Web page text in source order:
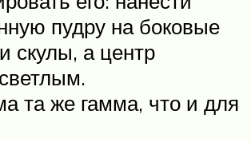
пудру на боковые
скулы, а центр
та же гамма, что и для